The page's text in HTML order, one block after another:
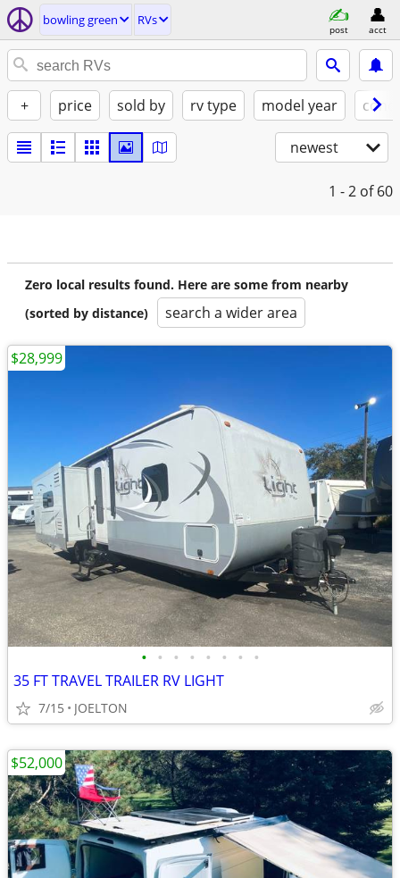
bowling green RVs
post acct
+ price sold by rv type model year
newest
1 - 2 of 60
Zero local results found. Here are some from nearby
(sorted by distance)
search a wider area
• • • • • • • •
35 FT TRAVEL TRAILER RV LIGHT
7/15 JOELTON
$28,999
$52,000